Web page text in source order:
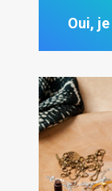
Oui,